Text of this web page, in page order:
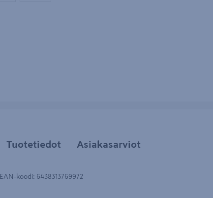
Tuotetiedot Asiakasarviot
EAN-koodi: 6438313769972